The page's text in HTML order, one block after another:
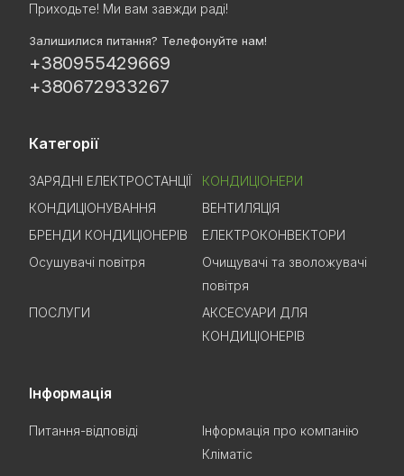
Приходьте! Ми вам завжди раді!
Залишилися питання? Телефонуйте нам!
+380955429669
+380672933267
Категорії
ЗАРЯДНІ ЕЛЕКТРОСТАНЦІЇ
КОНДИЦІОНЕРИ
КОНДИЦІОНУВАННЯ
ВЕНТИЛЯЦІЯ
БРЕНДИ КОНДИЦІОНЕРІВ
ЕЛЕКТРОКОНВЕКТОРИ
Осушувачі повітря
Очищувачі та зволожувачі
повітря
ПОСЛУГИ
АКСЕСУАРИ ДЛЯ
КОНДИЦІОНЕРІВ
Інформація
Питання-відповіді
Інформація про компанію
Кліматіс